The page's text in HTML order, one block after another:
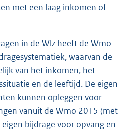
met een laag inkomen of
in de Wlz heeft de Wmo
waarvan de
van het inkomen, het
en de leeftijd. De eigen
kunnen opleggen voor
vanuit de Wmo 2015 (met
bijdrage voor opvang en